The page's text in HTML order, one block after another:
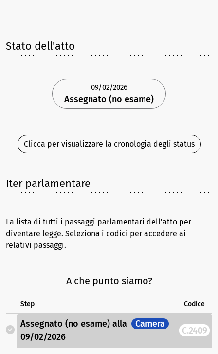
Stato dell'atto
09/02/2026
Assegnato (no esame)
Clicca per visualizzare la cronologia degli status
Iter parlamentare
La lista di tutti i passaggi parlamentari dell'atto per
diventare legge. Seleziona i codici per accedere ai
relativi passaggi.
A che punto siamo?
Step Codice
Assegnato (no esame) alla
Camera
09/02/2026
C.2409